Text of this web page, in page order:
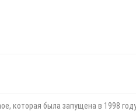
которая была запущена в 1998